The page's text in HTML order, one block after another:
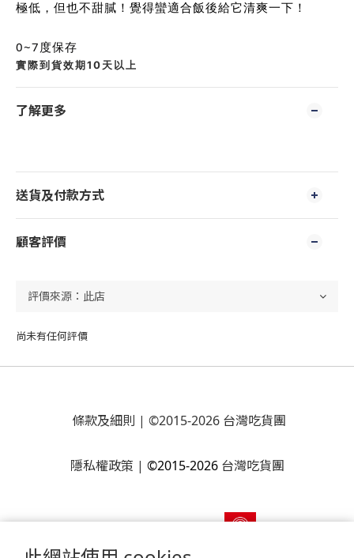
極低，但也不甜膩！覺得蠻適合飯後給它清爽一下！
0~7度保存
實際到貨效期10天以上
了解更多
送貨及付款方式
顧客評價
尚未有任何評價
條款及細則 | ©2015-2026 台灣吃貨團
隱私權政策 | ©2015-2026台灣吃貨團